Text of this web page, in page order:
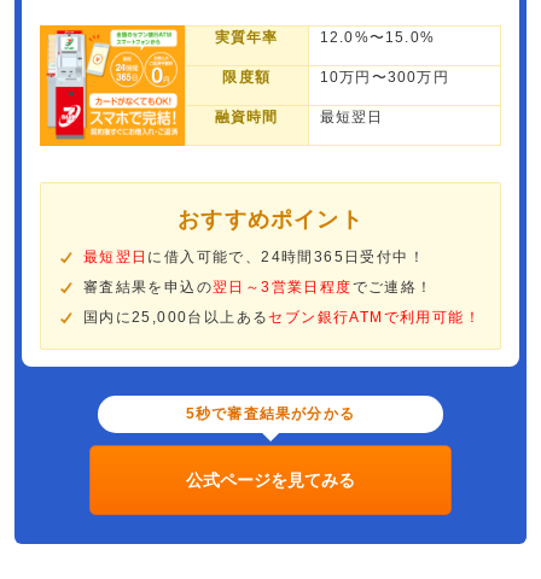
実質年率 12.0%〜15.0%
限度額 10万円〜300万円
融資時間 最短翌日
おすすめポイント
最短翌日 に借入可能で、24時間365日受付中！
審査結果を申込の翌日～3営業日程度でご連絡！
国内に25,000台以上あるセブン銀行ATMで利用可能！
5秒で審査結果が分かる
公式ページを見てみる